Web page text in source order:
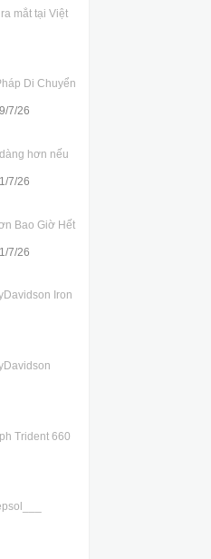
mắt tại Việt
Di Chuyển
7/26
hơn nếu
7/26
Bao Giờ Hết
7/26
Iron
Trident 660